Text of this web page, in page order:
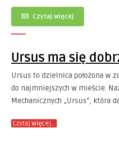
Czytaj więcej
Ursus ma się
Ursus to dzielnica położona w
do najmniejszych w mieście.
Mechanicznych „Ursus”, która
Czytaj Więcej…